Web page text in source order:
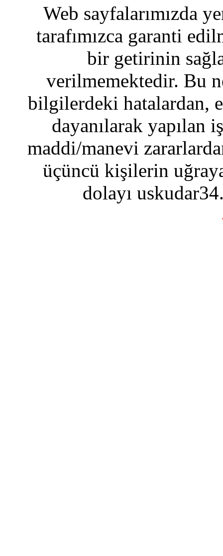
Web sayfalarımızda
tarafımızca garanti
bir getirinin
verilmemektedir. Bu
bilgilerdeki hatalardan,
dayanılarak yapılan
maddi/manevi
üçüncü kişilerin
dolayı